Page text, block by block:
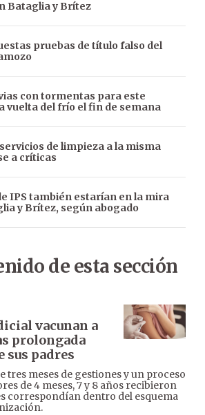
Bataglia y Brítez
pruebas de título falso del
con tormentas para este
vuelta del frío el fin de semana
de limpieza a la misma
a críticas
IPS también estarían en la mira
y Brítez, según abogado
de esta sección
vacunan a
prolongada
sus padres
tres meses de gestiones y un proceso
de 4 meses, 7 y 8 años recibieron
correspondían dentro del esquema